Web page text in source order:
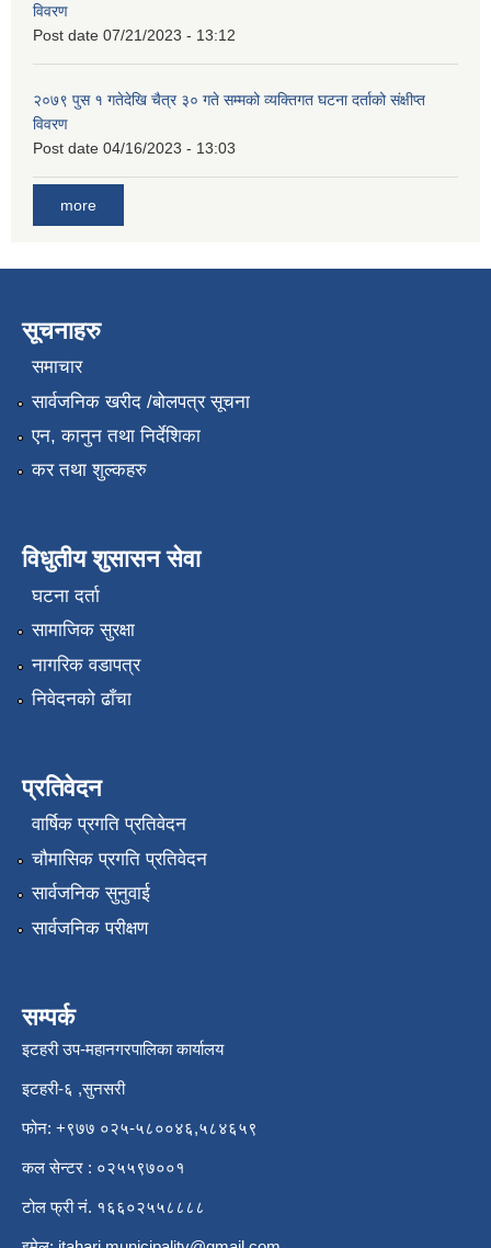
विवरण
Post date 07/21/2023 - 13:12
२०७९ पुस १ गतेदेखि चैत्र ३० गते सम्मको व्यक्तिगत घटना दर्ताको संक्षीप्त
विवरण
Post date 04/16/2023 - 13:03
more
सूचनाहरु
समाचार
सार्वजनिक खरीद /बोलपत्र सूचना
एन, कानुन तथा निर्देशिका
कर तथा शुल्कहरु
विधुतीय शुसासन सेवा
घटना दर्ता
सामाजिक सुरक्षा
नागरिक वडापत्र
निवेदनको ढाँचा
प्रतिवेदन
वार्षिक प्रगति प्रतिवेदन
चौमासिक प्रगति प्रतिवेदन
सार्वजनिक सुनुवाई
सार्वजनिक परीक्षण
सम्पर्क
इटहरी उप-महानगरपालिका कार्यालय
इटहरी-६ ,सुनसरी
फोन: +९७७ ०२५-५८००४६,५८४६५९
कल सेन्टर : ०२५५९७००१
टोल फ्री नं. १६६०२५५८८८८